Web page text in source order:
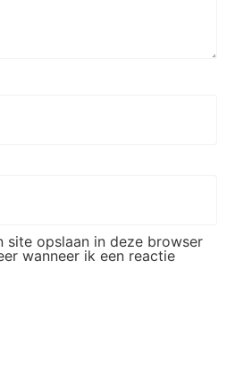
site opslaan in deze browser
wanneer ik een reactie